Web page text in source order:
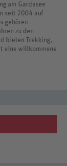
am Gardasee
seit 2004 auf
gehören
zu den
bieten Trekking,
eine willkommene